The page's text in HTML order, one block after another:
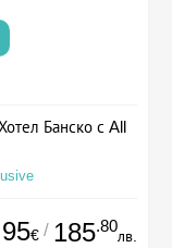
Банско с All
95€ / 185.80
лв.